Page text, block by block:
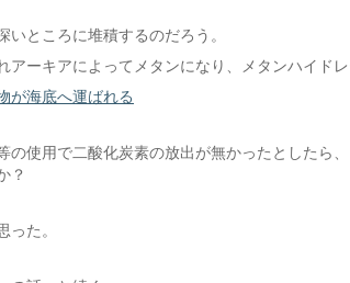
いところに堆積するのだろう。
アーキアによってメタンになり、メタンハイド
が海底へ運ばれる
の使用で二酸化炭素の放出が無かったとしたら
？
った。